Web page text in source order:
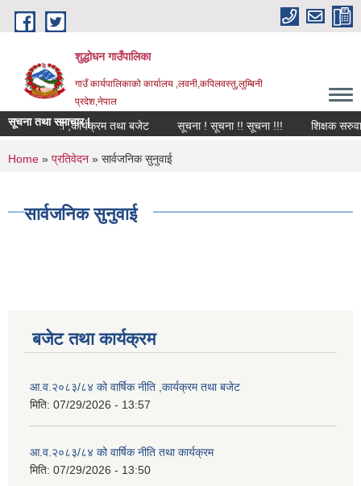
Skip to main content
शुद्धोधन गाउँपालिका
गाउँ कार्यपालिकाको कार्यालय ,लवनी,कपिलवस्तु,लुम्बिनी
प्रदेश,नेपाल
सूचना तथा समाचार |
नीति ,कार्यक्रम तथा बजेट सूचना ! सूचना !! सूचना !!! शिक्षक सरुवा
You are here
Home » प्रतिवेदन » सार्वजनिक सुनुवाई
सार्वजनिक सुनुवाई
बजेट तथा कार्यक्रम
आ.व.२०८३/८४ को वार्षिक नीति ,कार्यक्रम तथा बजेट
मिति: 07/29/2026 - 13:57
आ.व.२०८३/८४ को वार्षिक नीति तथा कार्यक्रम
मिति: 07/29/2026 - 13:50